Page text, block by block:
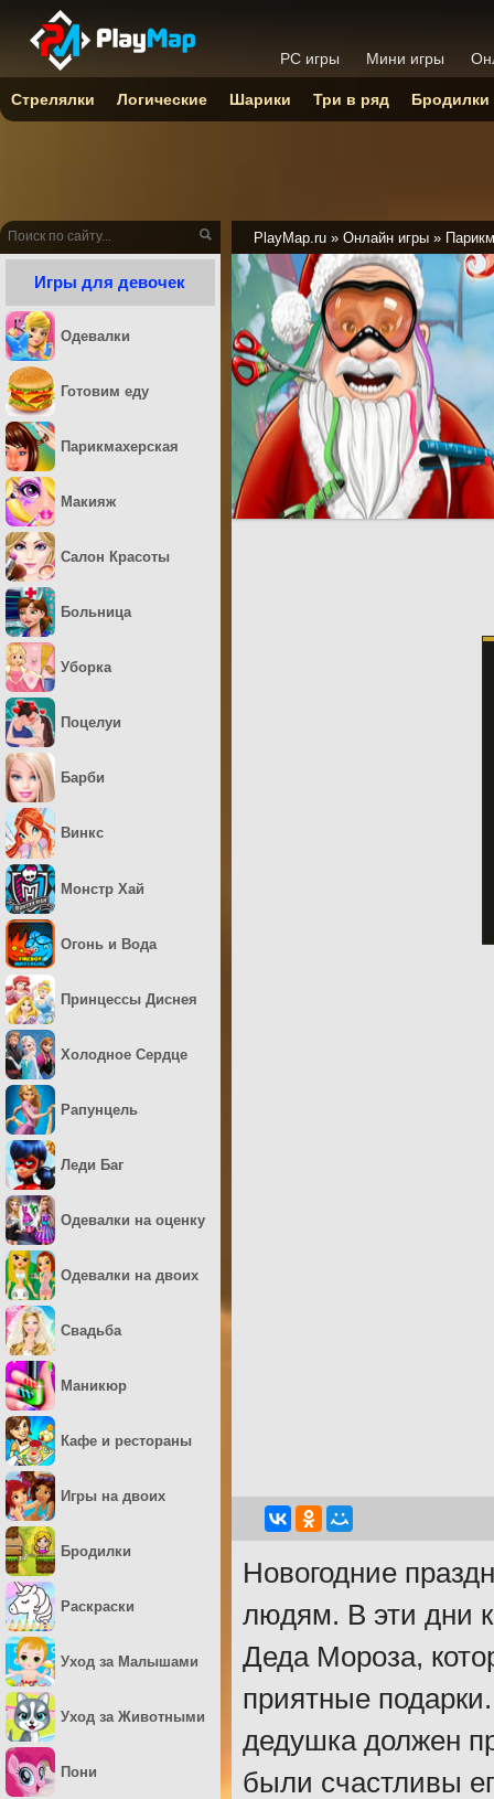
PlayMap.ru » Онлайн игры »
Новогодние
людям. В эти дни
Деда Мороза,
приятные
дедушка должен
были счастливы
Игры для девочек
Одевалки
Готовим еду
Парикмахерская
Макияж
Салон Красоты
Больница
Уборка
Поцелуи
Барби
Винкс
Монстр Хай
Огонь и Вода
Принцессы Диснея
Холодное Сердце
Рапунцель
Леди Баг
Одевалки на оценку
Одевалки на двоих
Свадьба
Маникюр
Кафе и рестораны
Игры на двоих
Бродилки
Раскраски
Уход за Малышами
Уход за Животными
Пони
PC игры Мини игры
Стрелялки Логические Шарики Три в ряд Бродилки